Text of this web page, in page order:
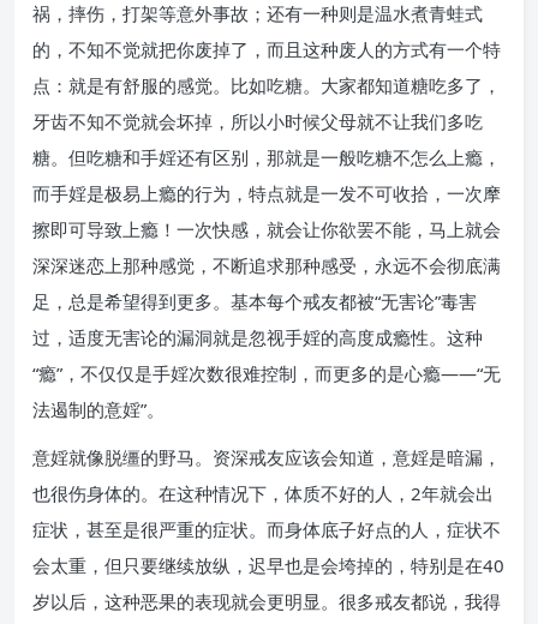
祸，摔伤，打架等意外事故；还有一种则是温水煮青蛙式
的，不知不觉就把你废掉了，而且这种废人的方式有一个特
点：就是有舒服的感觉。比如吃糖。大家都知道糖吃多了，
牙齿不知不觉就会坏掉，所以小时候父母就不让我们多吃
糖。但吃糖和手婬还有区别，那就是一般吃糖不怎么上瘾，
而手婬是极易上瘾的行为，特点就是一发不可收拾，一次摩
擦即可导致上瘾！一次快感，就会让你欲罢不能，马上就会
深深迷恋上那种感觉，不断追求那种感受，永远不会彻底满
足，总是希望得到更多。基本每个戒友都被“无害论”毒害
过，适度无害论的漏洞就是忽视手婬的高度成瘾性。这种
“瘾”，不仅仅是手婬次数很难控制，而更多的是心瘾——“无
法遏制的意婬”。
意婬就像脱缰的野马。资深戒友应该会知道，意婬是暗漏，
也很伤身体的。在这种情况下，体质不好的人，2年就会出
症状，甚至是很严重的症状。而身体底子好点的人，症状不
会太重，但只要继续放纵，迟早也是会垮掉的，特别是在40
岁以后，这种恶果的表现就会更明显。很多戒友都说，我得